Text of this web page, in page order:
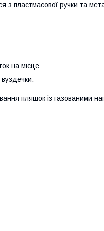
пластмасової ручки та
на місце
пляшок із газованими